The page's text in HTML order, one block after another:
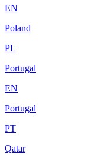
EN
Poland
PL
Portugal
EN
Portugal
PT
Qatar